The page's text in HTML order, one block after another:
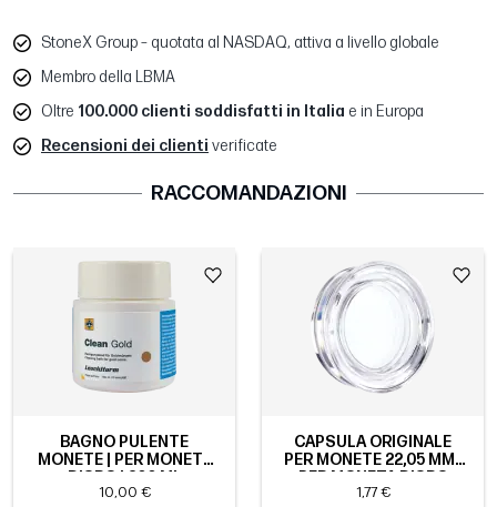
StoneX Group – quotata al NASDAQ, attiva a livello globale
Membro della LBMA
Oltre 100.000 clienti soddisfatti in Italia e in Europa
Recensioni dei clienti verificate
RACCOMANDAZIONI
BAGNO PULENTE
MONETE | PER MONETE
D’ORO | 200 ML
10,00 €
CAPSULA ORIGINALE
PER MONETE 22,05 MM |
PER MONETA D’ORO
SOVEREIGN
1,77 €